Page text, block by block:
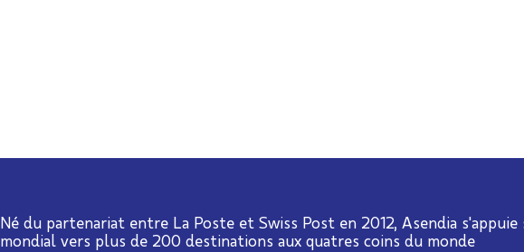
Né du partenariat entre La Poste et Swiss Post en 2012, Asendia s'appuie
mondial vers plus de 200 destinations aux quatres coins du monde